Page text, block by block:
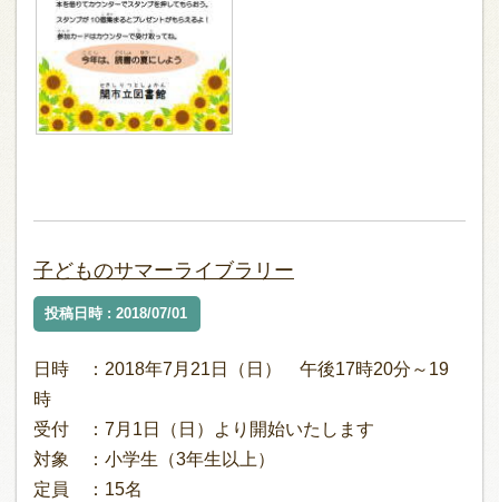
子どものサマーライブラリー
投稿日時 : 2018/07/01
日時 ：2018年7月21日（日） 午後17時20分～19
時
受付 ：7月1日（日）より開始いたします
対象 ：小学生（3年生以上）
定員 ：15名